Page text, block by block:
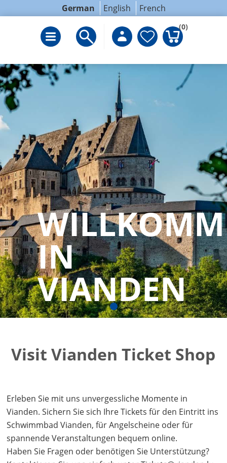
German English French
(0)
IN
VIANDEN
Visit Vianden Ticket Shop
Erleben Sie mit uns unvergessliche Momente in
Vianden. Sichern Sie sich Ihre Tickets für den Eintritt ins
Schwimmbad Vianden, für Angelscheine oder für
spannende Veranstaltungen bequem online.
Haben Sie Fragen oder benötigen Sie Unterstützung?